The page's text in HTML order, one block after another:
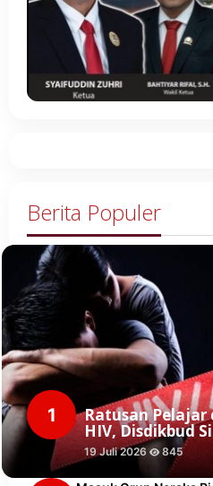
Berita Populer
1 Ratusan
HIV, Disdikbud
19 Juli 2026 845